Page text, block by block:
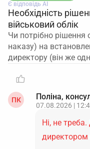
Є відповідь АІ
Необхідність
військовий облік
Чи потрібно рішення
наказу) на
директору (він же
ПК Поліна,
07.08.2026 |
Ні, не
директором